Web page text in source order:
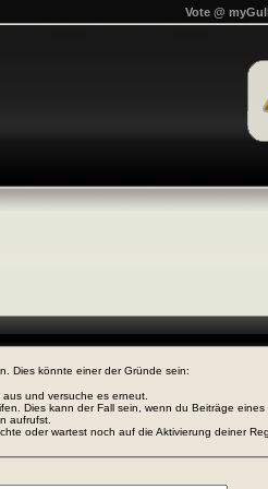
Vote @
Dies könnte einer der Gründe sein:
und versuche es erneut.
Dies kann der Fall sein, wenn du Beiträge
aufrufst.
oder wartest noch auf die Aktivierung deiner